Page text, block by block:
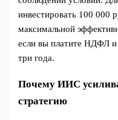
инвестировать 100 000
максимальной
если вы платите НДФЛ
три года.
Почему ИИС
стратегию